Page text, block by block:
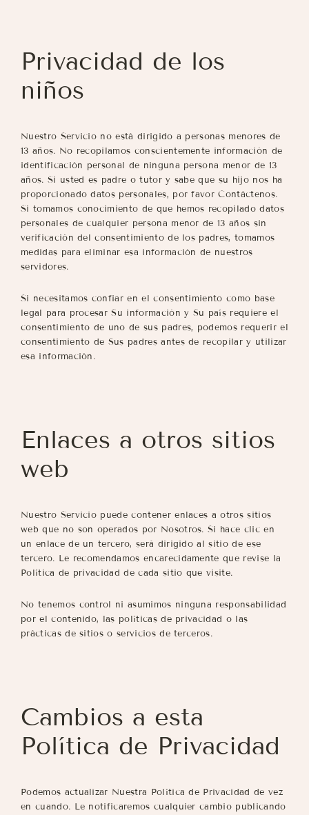
Privacidad de los
niños
Nuestro Servicio no está dirigido a personas menores de
13 años. No recopilamos conscientemente información de
identificación personal de ninguna persona menor de 13
años. Si usted es padre o tutor y sabe que su hijo nos ha
proporcionado datos personales, por favor Contáctenos.
Si tomamos conocimiento de que hemos recopilado datos
personales de cualquier persona menor de 13 años sin
verificación del consentimiento de los padres, tomamos
medidas para eliminar esa información de nuestros
servidores.
Si necesitamos confiar en el consentimiento como base
legal para procesar Su información y Su país requiere el
consentimiento de uno de sus padres, podemos requerir el
consentimiento de Sus padres antes de recopilar y utilizar
esa información.
Enlaces a otros sitios
web
Nuestro Servicio puede contener enlaces a otros sitios
web que no son operados por Nosotros. Si hace clic en
un enlace de un tercero, será dirigido al sitio de ese
tercero. Le recomendamos encarecidamente que revise la
Política de privacidad de cada sitio que visite.
No tenemos control ni asumimos ninguna responsabilidad
por el contenido, las políticas de privacidad o las
prácticas de sitios o servicios de terceros.
Cambios a esta
Política de Privacidad
Podemos actualizar Nuestra Política de Privacidad de vez
en cuando. Le notificaremos cualquier cambio publicando